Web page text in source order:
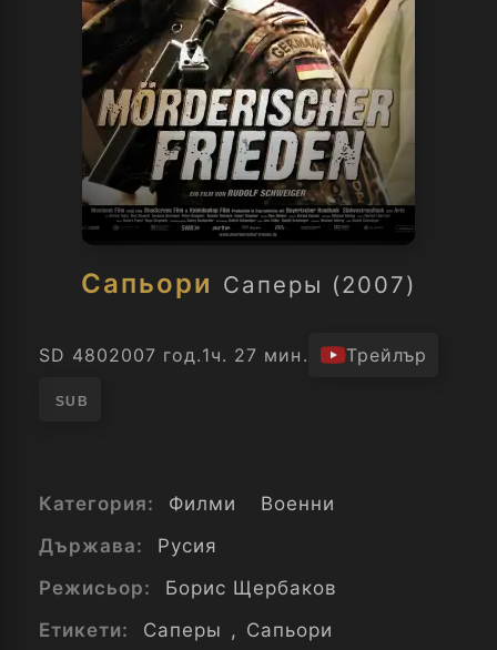
Сапьори Саперы (2007)
SD 4802007 год.1ч. 27 мин. Трейлър
SUB
Категория: Филми
Военни
Държава:
Русия
Режисьор:
Борис Щербаков
Етикети:
Саперы , Сапьори